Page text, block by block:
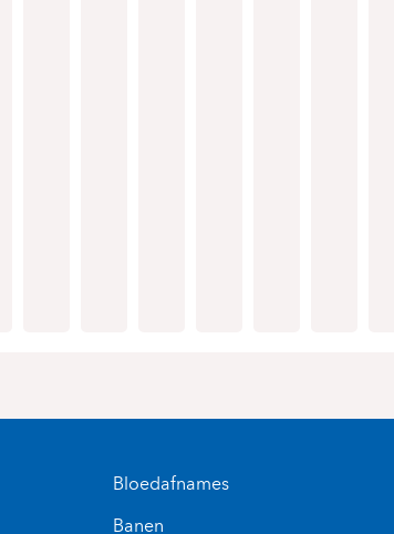
Bloedafnames
Banen